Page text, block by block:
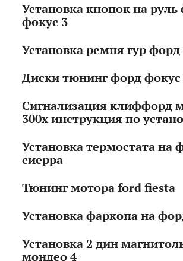
Установка кнопок на
фокус 3
Установка ремня гур форд
Диски тюнинг форд фокус
Сигнализация клиффорд
300х инструкция по
Установка термостата на
сиерра
Тюнинг мотора ford fiesta
Установка фаркопа на
Установка 2 дин
мондео 4